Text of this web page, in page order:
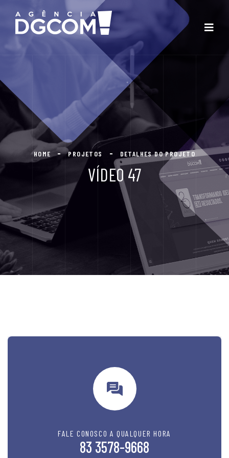
HOME PROJETOS DETALHES DO PROJETO
VÍDEO 47
FALE CONOSCO A QUALQUER HORA
83 3578-9668